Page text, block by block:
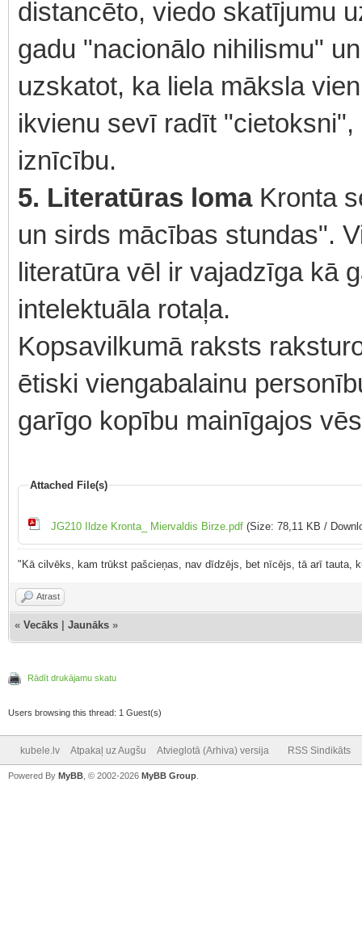
distancēto, viedo skatījumu
gadu "nacionālo nihilismu"
uzskatot, ka liela māksla
ikvienu sevī radīt
iznīcību.
5. Literatūras lomaKronta
un sirds mācības stundas".
literatūra vēl ir vajadzīga kā
intelektuāla rotaļa.
Kopsavilkumā raksts
ētiski viengabalainu
garīgo kopību mainīgajos
Attached File(s)
JG210 Ildze Kronta_ Miervaldis Birze.pdf (Size: 78,11 KB /
"Kā cilvēks, kam trūkst pašcieņas, nav dīdzējs, bet nīcējs, tā arī tauta,
Atrast
« Vecāks Jaunāks »
Rādīt drukājamu skatu
Users browsing this thread: 1 Guest(s)
kubele.lv Atpakaļ uz Augšu Atvieglotā (Arhiva) versija RSS Sindikāts
Powered By MyBB , © 2002-2026 MyBB Group